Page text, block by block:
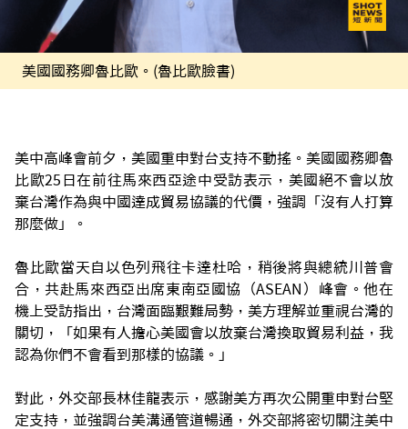
美國國務卿魯比歐。(魯比歐臉書)
美中高峰會前夕，美國重申對台支持不動搖。美國國務卿魯
比歐25日在前往馬來西亞途中受訪表示，美國絕不會以放
棄台灣作為與中國達成貿易協議的代價，強調「沒有人打算
那麼做」。
魯比歐當天自以色列飛往卡達杜哈，稍後將與總統川普會
合，共赴馬來西亞出席東南亞國協（ASEAN）峰會。他在
機上受訪指出，台灣面臨艱難局勢，美方理解並重視台灣的
關切，「如果有人擔心美國會以放棄台灣換取貿易利益，我
認為你們不會看到那樣的協議。」
對此，外交部長林佳龍表示，感謝美方再次公開重申對台堅
定支持，並強調台美溝通管道暢通，外交部將密切關注美中